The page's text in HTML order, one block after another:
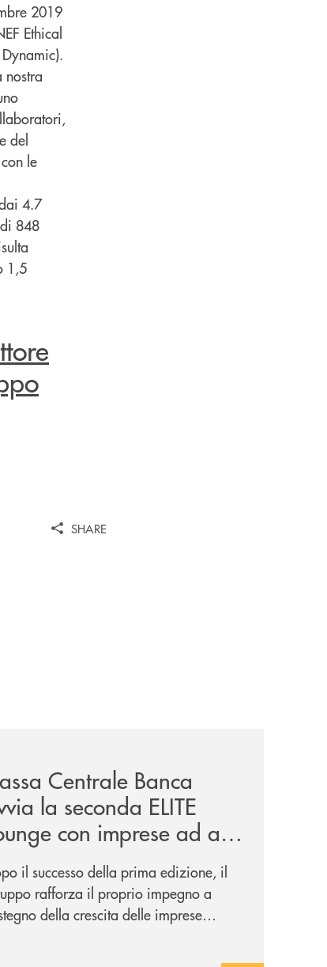
2019
Ethical
nostra
del
le
4.7
848
1,5
SHARE
Centrale Banca
la seconda ELITE
con imprese ad alto
potenziale
il successo della prima edizione, il
rafforza il proprio impegno a
della crescita delle imprese